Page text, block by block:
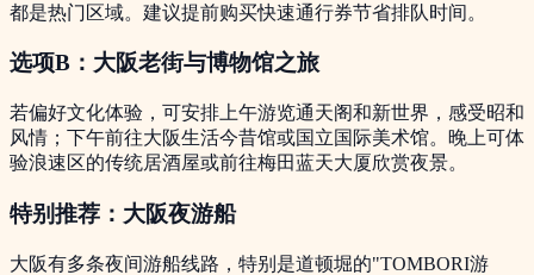
都是热门区域。建议提前购买快速通行券节省排队时间。
选项B：大阪老街与博物馆之旅
若偏好文化体验，可安排上午游览通天阁和新世界，感受昭和
风情；下午前往大阪生活今昔馆或国立国际美术馆。晚上可体
验浪速区的传统居酒屋或前往梅田蓝天大厦欣赏夜景。
特别推荐：大阪夜游船
大阪有多条夜间游船线路，特别是道顿堀的"TOMBORI游